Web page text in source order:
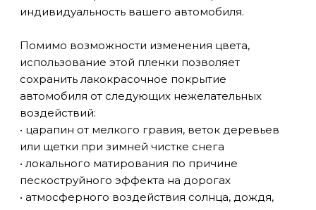
индивидуальность вашего автомобиля.
Помимо возможности изменения цвета,
использование этой пленки позволяет
сохранить лакокрасочное покрытие
автомобиля от следующих нежелательных
воздействий:
• царапин от мелкого гравия, веток деревьев
или щетки при зимней чистке снега
• локального матирования по причине
пескоструйного эффекта на дорогах
• атмосферного воздействия солнца, дождя,